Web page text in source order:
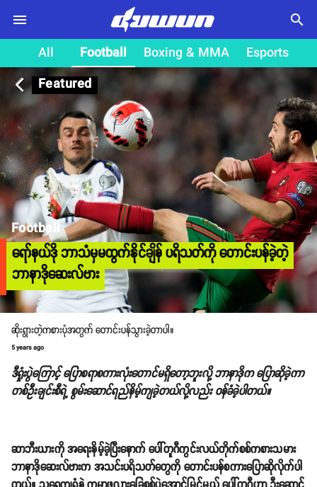
search
All Football Boxing & MMA
Esports
Featured
arrow_back_ios
Football
ရော်နယ်ဒို ဘာသံမှမထွက်နိုင်ချိန် ပရိသတ်ကို တောင်းပန်ခဲ့တဲ့
ဘာနာဒိုဆေးလ်ဗား
ဆိုးရွားတဲ့ကစားပုံအတွက် တောင်းပန်သွားခဲ့တာပါ။
5 years ago
ဒီရှုံးပွဲကြောင့် ပြောစရာစကားလုံးတောင်မရှိတော့ဘူးလို့ ဘာနာဒိုက ပြောဆိုခဲ့ကာ
တစ်ဦးချင်းစီရဲ့ စွမ်းဆောင်ရည်နိမ့်ကျခဲ့တယ်လို့လည်း ဝန်ခံခဲ့ပါတယ်။
ဆာဘီးယားကို အရေးနိမ့်ခဲ့ပြီးနောက် ပေါ်တူဂီကွင်းလယ်တိုက်စစ်ကစားသမား
ဘာနာဒိုဆေးလ်ဗားက အသင်းပရိသတ်တွေကို တောင်းပန်စကားပြောဆိုလိုက်ပါ